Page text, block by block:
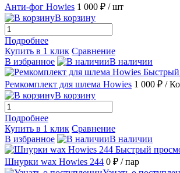
Анти-фог Howies 1 000 ₽ / шт
В корзину
Подробнее
Купить в 1 клик Сравнение
В избранное
В наличии
Ремкомплект для шлема Howies 1 000 ₽ /
В корзину
Подробнее
Купить в 1 клик Сравнение
В избранное
В наличии
Быстрый
Шнурки wax Howies 244 0 ₽ / пар